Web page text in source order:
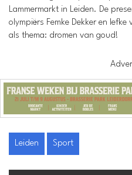
Lammermarkt in Leiden. De
olympiërs Femke Dekker en
als thema: dromen van goud!
Leiden Sport